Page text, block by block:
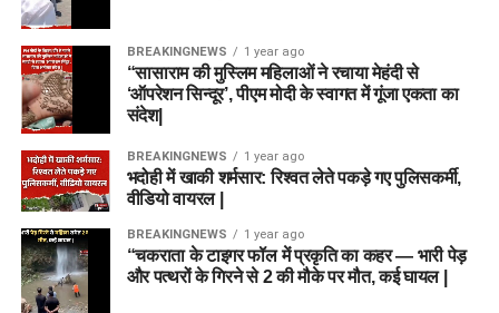
BREAKINGNEWS 1 year ago
“सासाराम की मुस्लिम महिलाओं ने रचाया मेहंदी से
‘ऑपरेशन सिन्दूर’, पीएम मोदी के स्वागत में गूंजा एकता का
संदेश|
BREAKINGNEWS 1 year ago
भदोही में खाकी शर्मसार: रिश्वत लेते पकड़े गए पुलिसकर्मी,
वीडियो वायरल |
BREAKINGNEWS 1 year ago
“चकराता के टाइगर फॉल में प्रकृति का कहर — भारी पेड़
और पत्थरों के गिरने से 2 की मौके पर मौत, कई घायल |